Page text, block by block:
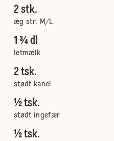
2 stk.
æg str. M/L
1 ¾ dl
letmælk
2 tsk.
stødt kanel
½ tsk.
stødt ingefær
½ tsk.